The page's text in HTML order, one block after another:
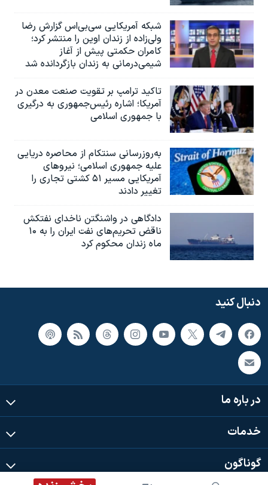
شبکه آمریکایی سی‌بی‌‌اس گزارش رضا
ولی‌زاده از زندان اوین را منتشر کرد؛
کامران حکمتی پیش از آغاز
شیمی‌درمانی به زندان بازگردانده شد
تاکید ترامپ بر تقویت صنعت معدن در
آمریکا؛ اشاره رئیس‌جمهوری به درگیری
با جمهوری اسلامی
به‌روزرسانی سنتکام از محاصره دریایی
علیه جمهوری اسلامی؛ نیروهای
آمریکایی مسیر ۵۱ کشتی تجاری را
تغییر دادند
دادگاهی در واشنگتن ناخدای نفتکش
ناقض تحریم‌های نفت ایران را به ۱۰
ماه زندان محکوم کرد
دنبال کنید
در باره ما
خدمات
گوناگون